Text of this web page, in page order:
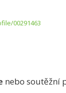
00291463
nebo soutěžní